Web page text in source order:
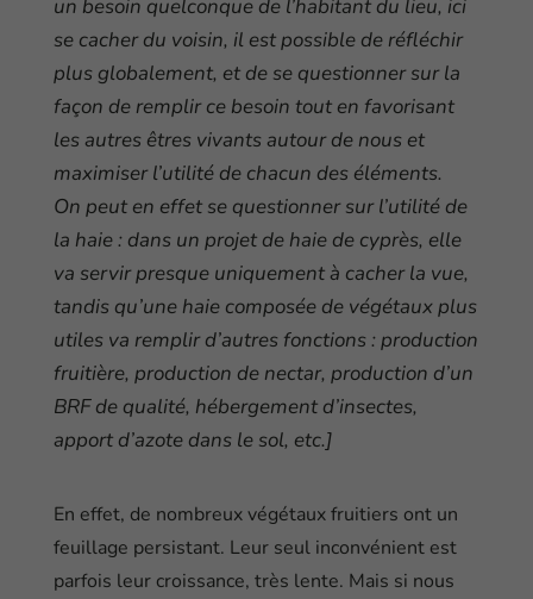
un besoin quelconque de l’habitant du lieu, ici
se cacher du voisin, il est possible de réfléchir
plus globalement, et de se questionner sur la
façon de remplir ce besoin tout en favorisant
les autres êtres vivants autour de nous et
maximiser l’utilité de chacun des éléments.
On peut en effet se questionner sur l’utilité de
la haie : dans un projet de haie de cyprès, elle
va servir presque uniquement à cacher la vue,
tandis qu’une haie composée de végétaux plus
utiles va remplir d’autres fonctions : production
fruitière, production de nectar, production d’un
BRF de qualité, hébergement d’insectes,
apport d’azote dans le sol, etc.]
En effet, de nombreux végétaux fruitiers ont un
feuillage persistant. Leur seul inconvénient est
parfois leur croissance, très lente. Mais si nous